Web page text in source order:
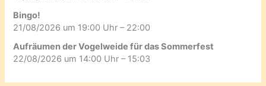
Bingo!
21/08/2026 um 19:00 Uhr – 22:00
Aufräumen der Vogelweide für das Sommerfest
22/08/2026 um 14:00 Uhr – 15:03